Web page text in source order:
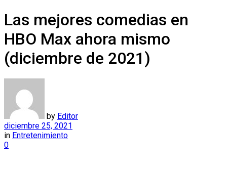
Las mejores comedias en
HBO Max ahora mismo
(diciembre de 2021)
by Editor
diciembre 25, 2021
in Entretenimiento
0